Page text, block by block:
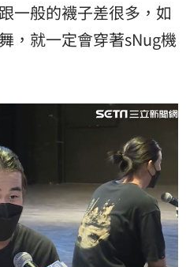
一般的襪子差很多，如
，就一定會穿著sNug機